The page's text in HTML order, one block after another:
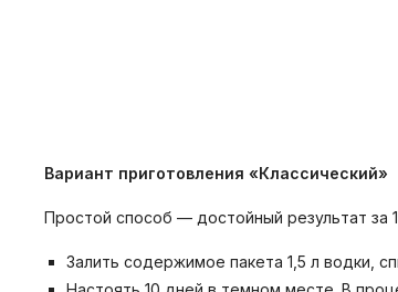
Вариант приготовления «Классический»
Простой способ — достойный результат за
Залить содержимое пакета 1,5 л водки,